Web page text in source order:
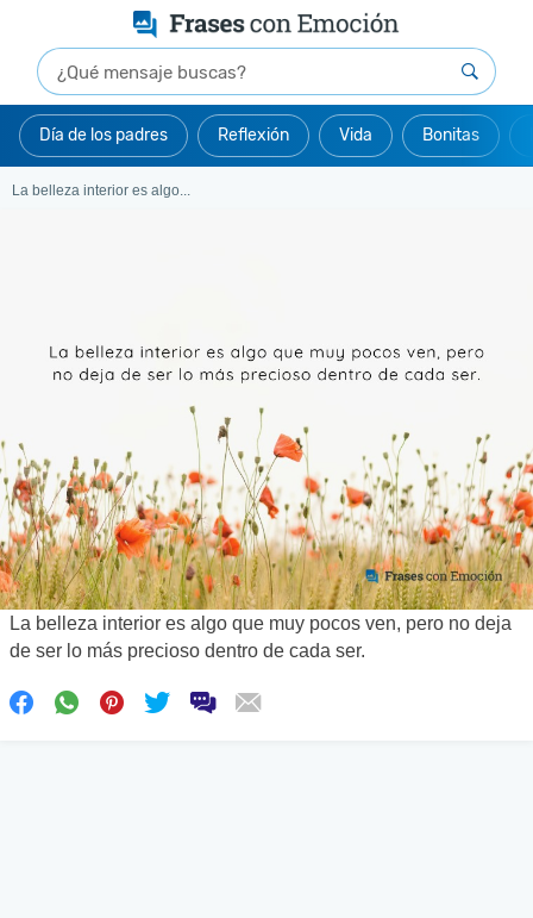
Día de los padres Reflexión Vida Bonitas
La belleza interior es algo...
La belleza interior es algo que muy pocos ven, pero no deja
de ser lo más precioso dentro de cada ser.